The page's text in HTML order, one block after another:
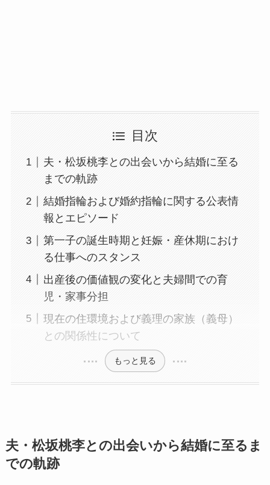
目次
夫・松坂桃李との出会いから結婚に至る
までの軌跡
結婚指輪および婚約指輪に関する公表情
報とエピソード
第一子の誕生時期と妊娠・産休期におけ
る仕事へのスタンス
出産後の価値観の変化と夫婦間での育
児・家事分担
現在の住環境および義理の家族（義母）
との関係性について
もっと見る
夫・松坂桃李との出会いから結婚に至るま
での軌跡